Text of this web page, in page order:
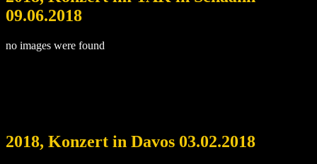
09.06.2018
no images were found
2018, Konzert in Davos 03.02.2018